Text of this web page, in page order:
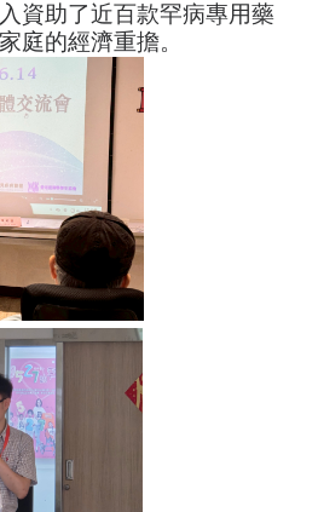
資助了近百款罕病專用藥
庭的經濟重擔。